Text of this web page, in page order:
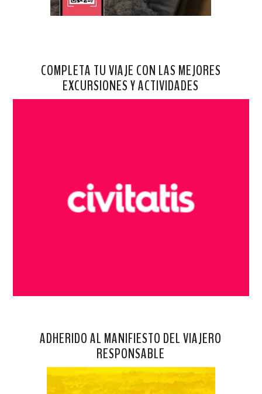
COMPLETA TU VIAJE CON LAS MEJORES
EXCURSIONES Y ACTIVIDADES
ADHERIDO AL MANIFIESTO DEL VIAJERO
RESPONSABLE